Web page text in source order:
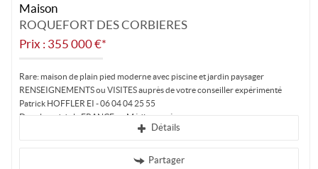
Maison
ROQUEFORT DES CORBIERES
Prix : 355 000 €*
Rare: maison de plain pied moderne avec piscine et jardin paysager
RENSEIGNEMENTS ou VISITES auprès de votre conseiller expérimenté
Patrick HOFFLER EI - 06 04 04 25 55
Dans le sud de la FRANCE en Méditerranée,...
Détails
Partager